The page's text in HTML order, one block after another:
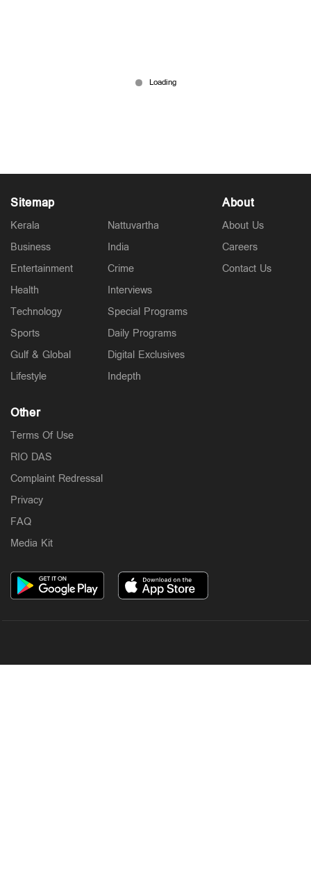
ചവിട്ടുപടിയില്‍ നിന്നു മാറില്ല, കണ്ടക്ടറെ
കടിച്ചുപരുക്കേല്‍പ്പിച്ച് യാത്രക്കാരന്‍; അറസ്റ്റ്
Sitemap
Kerala
Business
Entertainment
Health
Technology
Sports
Gulf & Global
Lifestyle
Nattuvartha
India
Crime
Interviews
Special Programs
Daily Programs
Digital Exclusives
Indepth
About
About Us
Careers
Contact Us
Other
Terms Of Use
RIO DAS
Complaint Redressal
Privacy
FAQ
Media Kit